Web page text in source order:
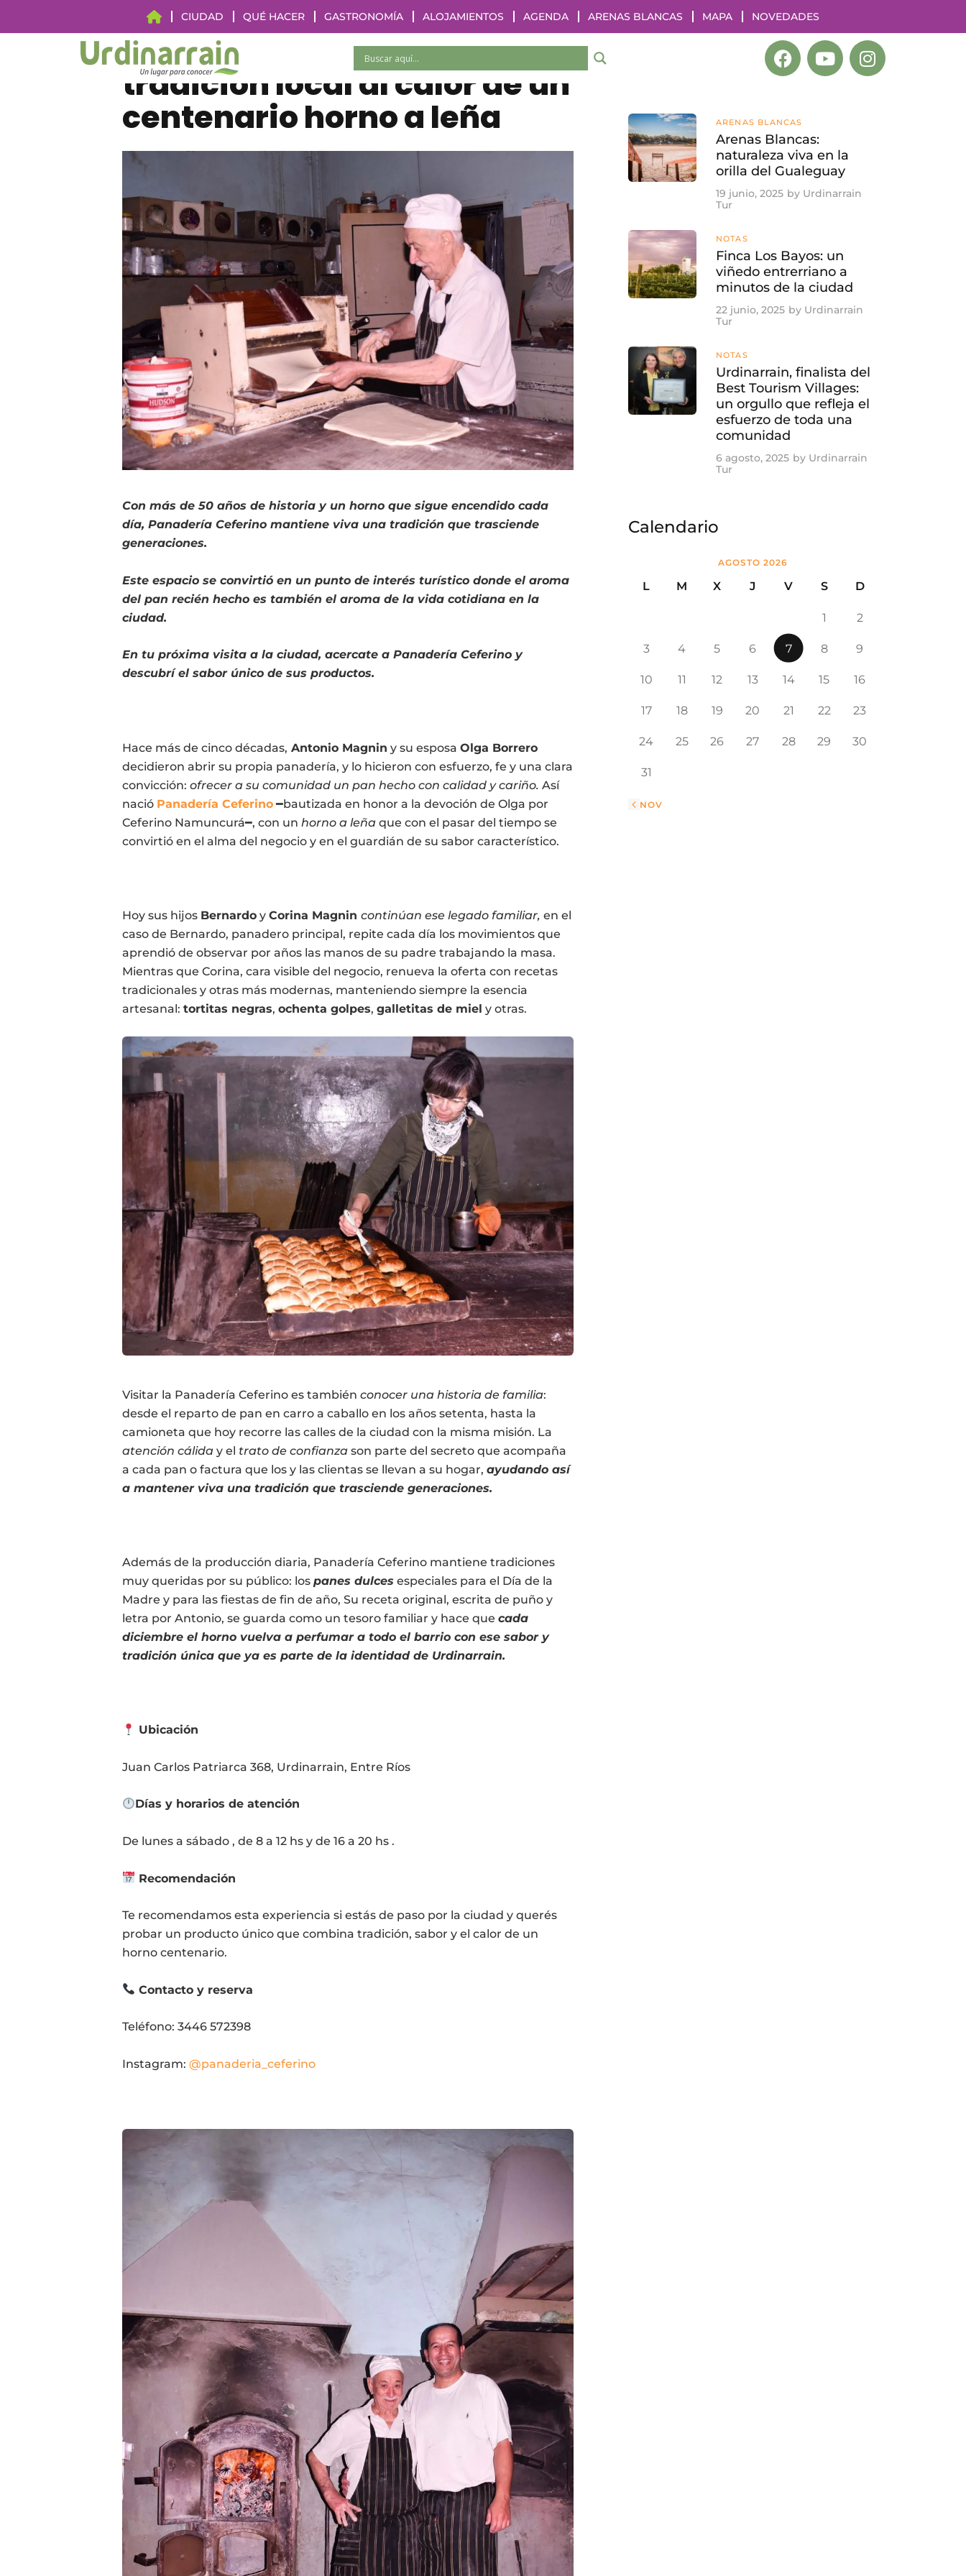
CIUDAD QUÉ HACER GASTRONOMÍA ALOJAMIENTOS AGENDA ARENAS BLANCAS MAPA NOVEDADES
Panadería Ceferino:
tradición local al calor de un
centenario horno a leña
Con más de 50 años de historia y un horno que sigue encendido cada
día, Panadería Ceferino mantiene viva una tradición que trasciende
generaciones.
Este espacio se convirtió en un punto de interés turístico donde el aroma
del pan recién hecho es también el aroma de la vida cotidiana en la
ciudad.
En tu próxima visita a la ciudad, acercate a Panadería Ceferino y
descubrí el sabor único de sus productos.
Hace más de cinco décadas, Antonio Magnin y su esposa Olga Borrero
decidieron abrir su propia panadería, y lo hicieron con esfuerzo, fe y una clara
convicción: ofrecer a su comunidad un pan hecho con calidad y cariño. Así
nació Panadería Ceferino━bautizada en honor a la devoción de Olga por
Ceferino Namuncurá━, con un horno a leña que con el pasar del tiempo se
convirtió en el alma del negocio y en el guardián de su sabor característico.
Hoy sus hijos Bernardo y Corina Magnin continúan ese legado familiar, en el
caso de Bernardo, panadero principal, repite cada día los movimientos que
aprendió de observar por años las manos de su padre trabajando la masa.
Mientras que Corina, cara visible del negocio, renueva la oferta con recetas
tradicionales y otras más modernas, manteniendo siempre la esencia
artesanal: tortitas negras, ochenta golpes, galletitas de miel y otras.
Visitar la Panadería Ceferino es también conocer una historia de familia:
desde el reparto de pan en carro a caballo en los años setenta, hasta la
camioneta que hoy recorre las calles de la ciudad con la misma misión. La
atención cálida y el trato de confianza son parte del secreto que acompaña
a cada pan o factura que los y las clientas se llevan a su hogar, ayudando así
a mantener viva una tradición que trasciende generaciones.
Además de la producción diaria, Panadería Ceferino mantiene tradiciones
muy queridas por su público: los panes dulces especiales para el Día de la
Madre y para las fiestas de fin de año, Su receta original, escrita de puño y
letra por Antonio, se guarda como un tesoro familiar y hace que cada
diciembre el horno vuelva a perfumar a todo el barrio con ese sabor y
tradición única que ya es parte de la identidad de Urdinarrain.
Ubicación
Juan Carlos Patriarca 368, Urdinarrain, Entre Ríos
Días y horarios de atención
De lunes a sábado , de 8 a 12 hs y de 16 a 20 hs .
Recomendación
Te recomendamos esta experiencia si estás de paso por la ciudad y querés
probar un producto único que combina tradición, sabor y el calor de un
horno centenario.
Contacto y reserva
Teléfono: 3446 572398
Instagram: @panaderia_ceferino
ARENAS BLANCAS
Arenas Blancas:
naturaleza viva en la
orilla del Gualeguay
19 junio, 2025 by Urdinarrain
Tur
NOTAS
Finca Los Bayos: un
viñedo entrerriano a
minutos de la ciudad
22 junio, 2025 by Urdinarrain
Tur
NOTAS
Urdinarrain, finalista del
Best Tourism Villages:
un orgullo que refleja el
esfuerzo de toda una
comunidad
6 agosto, 2025 by Urdinarrain
Tur
Calendario
AGOSTO 2026
L M X J V S D
1 2
3 4 5 6 7 8 9
10 11 12 13 14 15 16
17 18 19 20 21 22 23
24 25 26 27 28 29 30
31
« NOV